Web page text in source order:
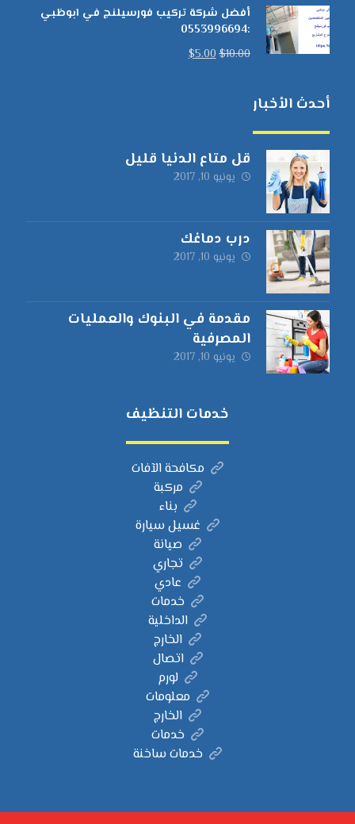
أفضل شركة تركيب فورسيلنج في ابوظبي
:0553996694
$10.00
$5.00
أحدث الأخبار
قل متاع الدنيا قليل
يونيو 10, 2017
درب دماغك
يونيو 10, 2017
مقدمة في البنوك والعمليات
المصرفية
يونيو 10, 2017
خدمات التنظيف
مكافحة الآفات
مركبة
بناء
غسيل سيارة
صيانة
تجاري
عادي
خدمات
الداخلية
الخارج
اتصال
لورم
معلومات
الخارج
خدمات
خدمات ساخنة